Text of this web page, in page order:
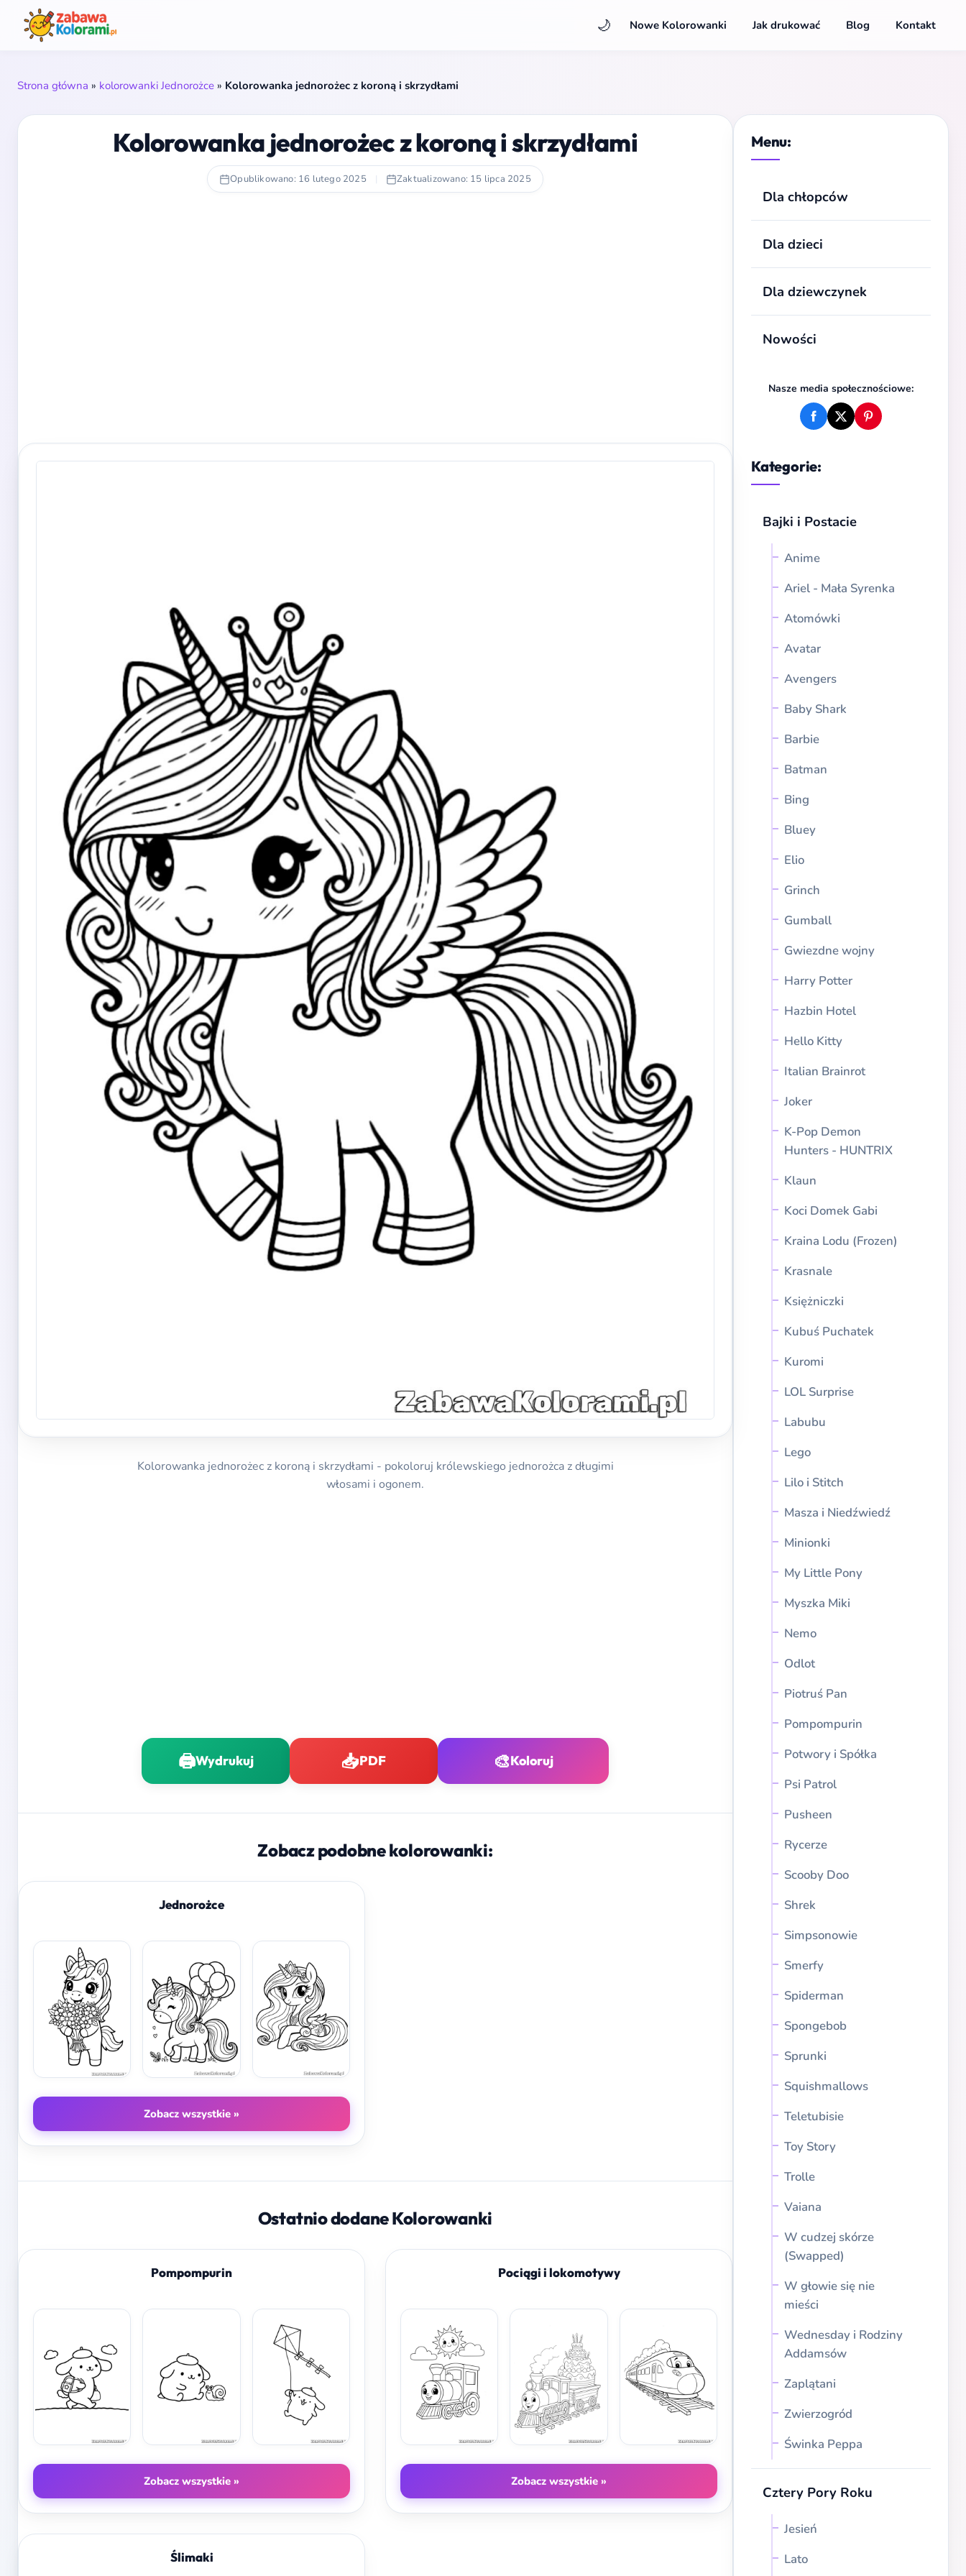
🌙 Nowe Kolorowanki Jak drukować Blog Kontakt
Strona główna » kolorowanki Jednorożce » Kolorowanka jednorożec z koroną i skrzydłami
Menu:
Dla chłopców
Dla dzieci
Dla dziewczynek
Nowości
Nasze media społecznościowe:
Kategorie:
Bajki i Postacie
Anime
Ariel - Mała Syrenka
Atomówki
Avatar
Avengers
Baby Shark
Barbie
Batman
Bing
Bluey
Elio
Grinch
Gumball
Gwiezdne wojny
Harry Potter
Hazbin Hotel
Hello Kitty
Italian Brainrot
Joker
K-Pop Demon
Hunters - HUNTRIX
Klaun
Koci Domek Gabi
Kraina Lodu (Frozen)
Krasnale
Księżniczki
Kubuś Puchatek
Kuromi
LOL Surprise
Labubu
Lego
Lilo i Stitch
Masza i Niedźwiedź
Minionki
My Little Pony
Myszka Miki
Nemo
Odlot
Piotruś Pan
Pompompurin
Potwory i Spółka
Psi Patrol
Pusheen
Rycerze
Scooby Doo
Shrek
Simpsonowie
Smerfy
Spiderman
Spongebob
Sprunki
Squishmallows
Teletubisie
Toy Story
Trolle
Vaiana
W cudzej skórze
(Swapped)
W głowie się nie
mieści
Wednesday i Rodziny
Addamsów
Zaplątani
Zwierzogród
Świnka Peppa
Cztery Pory Roku
Jesień
Lato
Kolorowanka jednorożec z koroną i skrzydłami
Opublikowano: 16 lutego 2025 | Zaktualizowano: 15 lipca 2025
Kolorowanka jednorożec z koroną i skrzydłami - pokoloruj królewskiego jednorożca z długimi
włosami i ogonem.
🖨️Wydrukuj 📥PDF 🎨Koloruj
Zobacz podobne kolorowanki:
Jednorożce
Zobacz wszystkie »
Ostatnio dodane Kolorowanki
Pompompurin
Zobacz wszystkie »
Pociągi i lokomotywy
Zobacz wszystkie »
Ślimaki